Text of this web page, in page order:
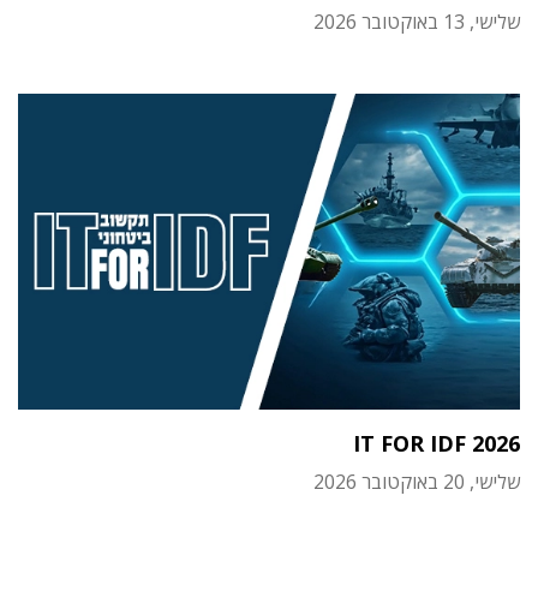
שלישי, 13 באוקטובר 2026
IT FOR IDF 2026
שלישי, 20 באוקטובר 2026